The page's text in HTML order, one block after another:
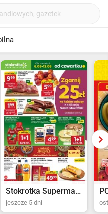
Stokrotka Supermarket
jeszcze 5 dni